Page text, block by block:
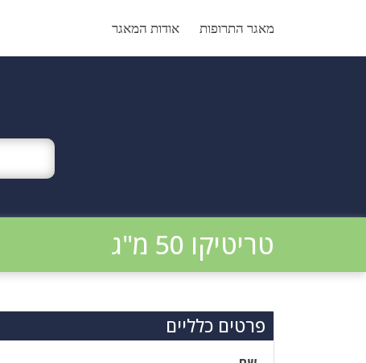
מאגר התרופות אודות המאגר
טריטיקו 50 מ"ג
פרטים כלליים